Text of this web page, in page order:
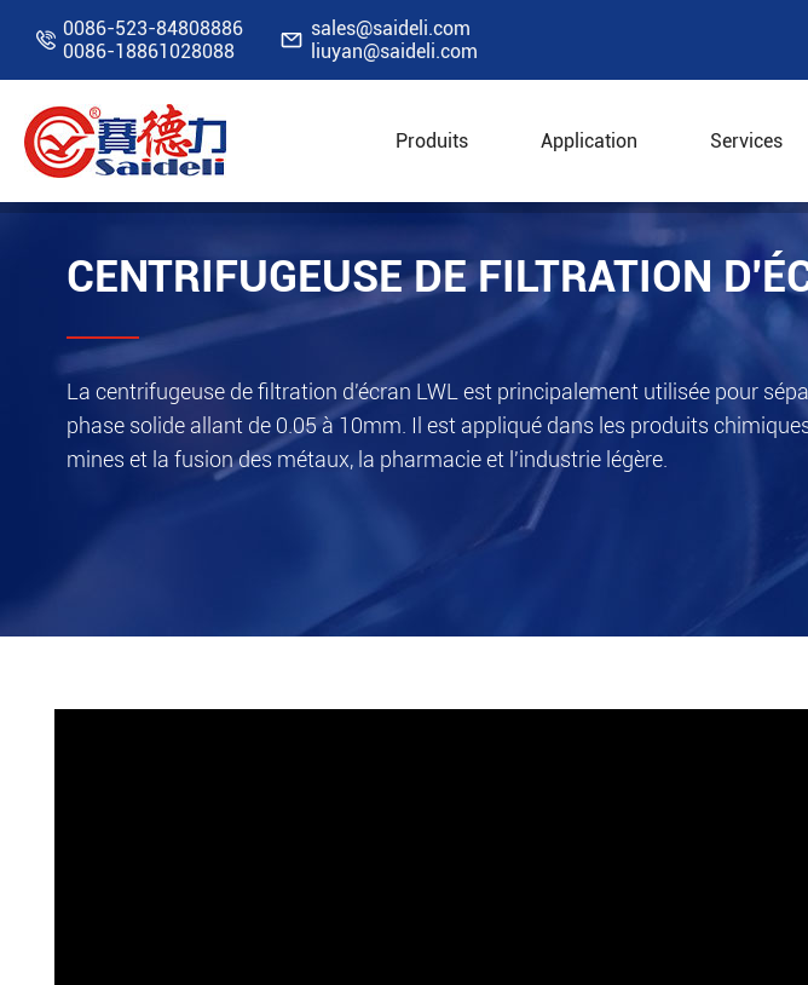
 0086-523-84808886
0086-18861028088
 sales@saideli.com
liuyan@saideli.com
Produits Application Services
Accueil Ressources
CENTRIFUGEUSE DE FILTRATION
La centrifugeuse de filtration d'écran LWL est principalement utilisée pour
phase solide allant de 0.05 à 10mm. Il est appliqué dans les produits
mines et la fusion des métaux, la pharmacie et l'industrie légère.